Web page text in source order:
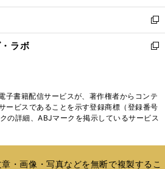
開
く
ウ
で
開
く
ン
ド
ウ
で
ウ
ィ
ン
ド
く
新
し
い
ド
ウ
で
ラボ
新
ィ
ン
ド
開
子書籍配信サービスが、著作権者からコンテ
ービスであることを示す登録商標（登録番号
の詳細、ABJマークを掲示しているサービス
・画像・写真などを無断で複製するこ